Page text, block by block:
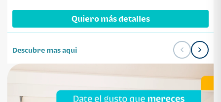
Quiero más detalles
Descubre mas aqui